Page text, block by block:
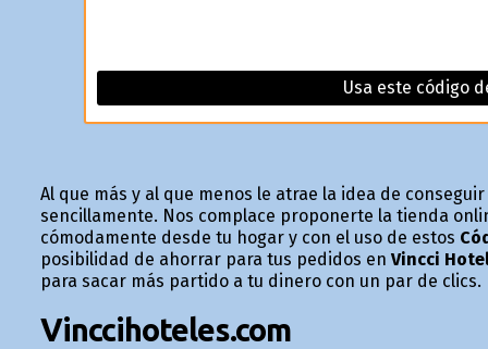
Usa este código
Al que más y al que menos le atrae la idea de
sencillamente. Nos complace proponerte la tienda
cómodamente desde tu hogar y con el uso de estos
posibilidad de ahorrar para tus pedidos en Vincci
para sacar más partido a tu dinero con un par de clics.
Vinccihoteles.com